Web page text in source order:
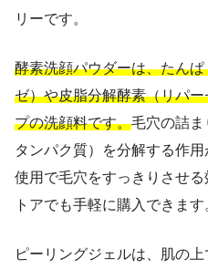
リーです。
酵素洗顔パウダーは、たん
ゼ）や皮脂分解酵素（リパ
プの洗顔料です。毛穴の詰ま
タンパク質）を分解する作
使用で毛穴をすっきりさせ
トアでも手軽に購入できます
ピーリングジェルは、肌の